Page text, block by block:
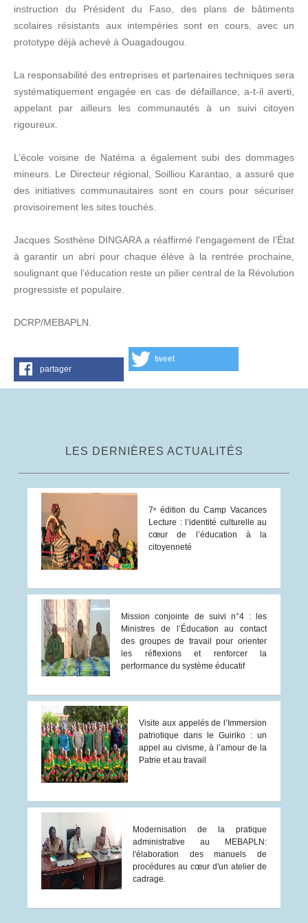
instruction du Président du Faso, des plans de bâtiments
scolaires résistants aux intempéries sont en cours, avec un
prototype déjà achevé à Ouagadougou.
La responsabilité des entreprises et partenaires techniques sera
systématiquement engagée en cas de défaillance, a-t-il averti,
appelant par ailleurs les communautés à un suivi citoyen
rigoureux.
L’école voisine de Natéma a également subi des dommages
mineurs. Le Directeur régional, Soilliou Karantao, a assuré que
des initiatives communautaires sont en cours pour sécuriser
provisoirement les sites touchés.
Jacques Sosthène DINGARA a réaffirmé l'engagement de l’État
à garantir un abri pour chaque élève à la rentrée prochaine,
soulignant que l’éducation reste un pilier central de la Révolution
progressiste et populaire.
DCRP/MEBAPLN.
partager
tweet
LES DERNIÈRES ACTUALITÉS
7ᵉ édition du Camp Vacances
Lecture : l’identité culturelle au
cœur de l’éducation à la
citoyenneté
Mission conjointe de suivi n°4 : les
Ministres de l’Éducation au contact
des groupes de travail pour orienter
les réflexions et renforcer la
performance du système éducatif
Visite aux appelés de l’Immersion
patriotique dans le Guiriko : un
appel au civisme, à l’amour de la
Patrie et au travail
Modernisation de la pratique
administrative au MEBAPLN:
l'élaboration des manuels de
procédures au cœur d'un atelier de
cadrage.